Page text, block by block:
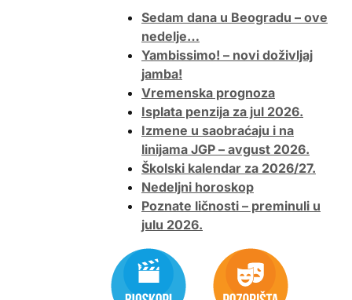
Sedam dana u Beogradu – ove
nedelje…
Yambissimo! – novi doživljaj
jamba!
Vremenska prognoza
Isplata penzija za jul 2026.
Izmene u saobraćaju i na
linijama JGP – avgust 2026.
Školski kalendar za 2026/27.
Nedeljni horoskop
Poznate ličnosti – preminuli u
julu 2026.